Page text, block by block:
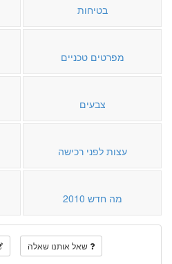
בטיחות
מפרטים טכניים
צבעים
עצות לפני רכישה
מה חדש 2010
שאל אותנו שאלה